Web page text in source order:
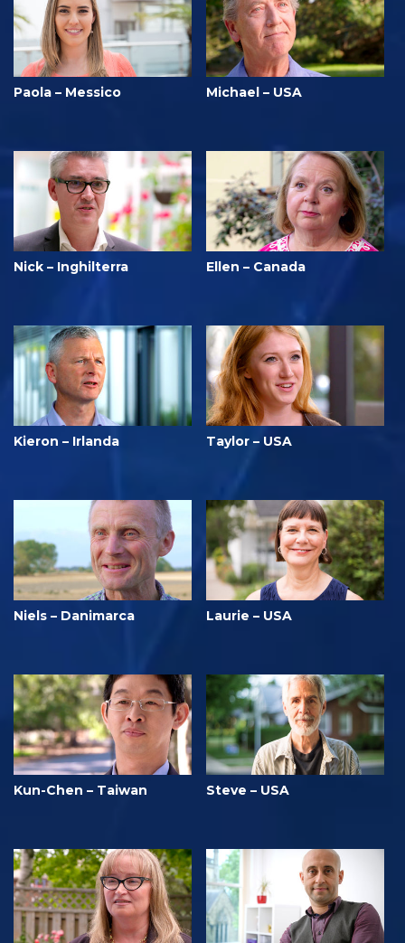
Paola – Messico Michael – USA
Nick – Inghilterra Ellen – Canada
Kieron – Irlanda Taylor – USA
Niels – Danimarca Laurie – USA
Kun-Chen – Taiwan Steve – USA